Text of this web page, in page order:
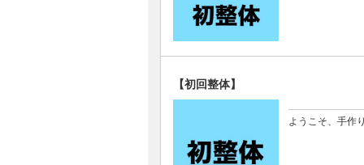
【初回整体】
ようこそ、手作